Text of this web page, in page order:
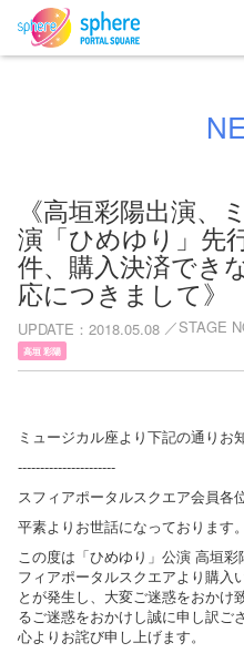
《高垣彩陽出演、
演「ひめゆり」先
件、購入決済でき
応につきまして》
UPDATE 2018.05.08 STAGE
高垣 彩陽
ミュージカル座より下記の通りお
----------------------
スフィアポータルスクエア会員各
平素よりお世話になっております。
この度は「ひめゆり」公演 高垣
フィアポータルスクエアより購入
とが発生し、大変ご迷惑をおかけ
るご迷惑をおかけし誠に申し訳ご
心よりお詫び申し上げます。